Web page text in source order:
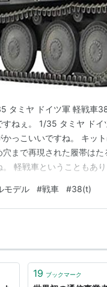
タミヤ ドイツ軍 軽戦車
すねぇ。 1/35 タミヤ ド
かっこいいですね。 キッ
まで再現された履帯は
軽戦車ということもあ
した。 キャタピラなど
モデル #戦車 #38(t)
19 ブックマーク